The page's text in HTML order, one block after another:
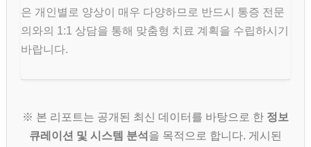
은 개인별로 양상이 매우 다양하므로 반드시 통증 전문
의와의 1:1 상담을 통해 맞춤형 치료 계획을 수립하시기
바랍니다.
※ 본 리포트는 공개된 최신 데이터를 바탕으로 한 정보
큐레이션 및 시스템 분석 을 목적으로 합니다. 게시된